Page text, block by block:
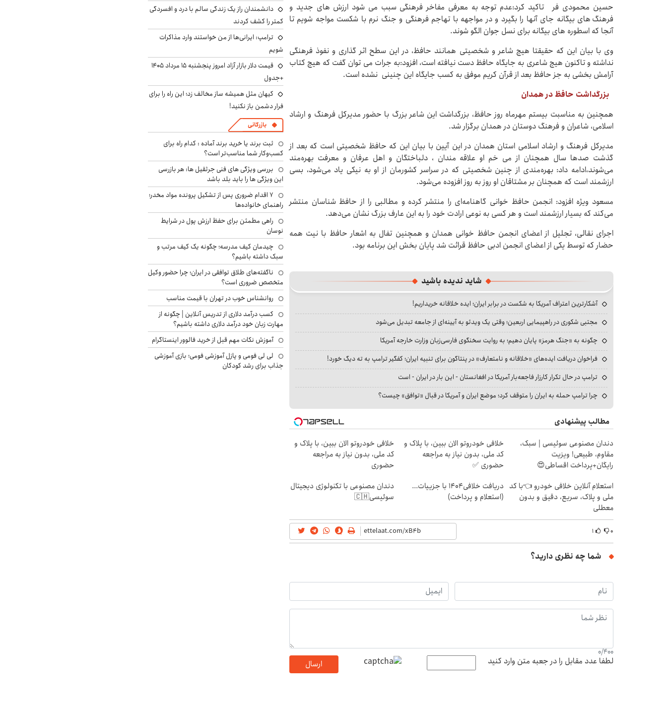
حسین محمودی فر تاکید کرد:عدم توجه به معرفی مفاخر فرهنگی سبب می شود ارزش های جدید و
فرهنگ های بیگانه جای آنها را بگیرد و در مواجهه با تهاجم فرهنگی و جنگ نرم با شکست مواجه شویم تا
آنجا که اسطوره های بیگانه برای نسل جوان الگو شوند.
وی با بیان این که حقیقتا هیچ شاعر و شخصیتی همانند حافظ، در این سطح اثر گذاری و نفوذ فرهنگی
نداشته و تاکنون هیچ شاعری به جایگاه حافظ دست نیافته است، افزود:به جرات می توان گفت که هیچ کتاب
آرامش بخشی به جز حافظ بعد از قرآن کریم موفق به کسب جایگاه این چنینی نشده است.
بزرگداشت حافظ در همدان
همچنین به مناسبت بیستم مهرماه روز حافظ، بزرگداشت این شاعر بزرگ با حضور مدیرکل فرهنگ و ارشاد
اسلامی، شاعران و فرهنگ دوستان در همدان برگزار شد.
مدیرکل فرهنگ و ارشاد اسلامی استان همدان در این آیین با بیان این که حافظ شخصیتی است که بعد از
گذشت صدها سال همچنان از می خم او علاقه مندان ، دلباختگان و اهل عرفان و معرفت بهره‌مند
می‌شوند،ادامه داد: بهره‌مندی از چنین شخصیتی که در سراسر کشورمان از او به نیکی یاد می‌شود، بسی
ارزشمند است که همچنان بر مشتاقان او روز به روز افزوده می‌شود.
مسعود ویژه افزود: انجمن حافظ‌ خوانی گاهنامه‌ای را منتشر کرده و مطالبی را از حافظ‌ شناسان منتشر
می‌کند که بسیار ارزشمند است و هر کسی به نوعی ارادت خود را به این عارف بزرگ نشان می‌دهد.
اجرای نقالی، تجلیل از اعضای انجمن حافظ‌ خوانی همدان و همچنین تفال به اشعار حافظ با نیت همه
حضار که توسط یکی از اعضای انجمن ادبی حافظ قرائت شد پایان بخش این برنامه بود.
شاید ندیده باشید
آشکارترین اعتراف آمریکا به شکست در برابر ایران؛ ایده خلاقانه خریداریم!
مجتبی شکوری در راهپیمایی اربعین؛ وقتی یک ویدئو به آیینه‌ای از جامعه تبدیل می‌شود
چگونه به «جنگ هرمز» پایان دهیم؛ به روایت سخنگوی فارسی‌زبان وزارت خارجه آمریکا
فراخوان دریافت ایده‌های «خلاقانه و نامتعارف» در پنتاگون برای تنبیه ایران؛ کفگیر ترامپ به ته دیگ خورد!
ترامپ در حال تکرار کارزار فاجعه‌بار آمریکا در افغانستان - این بار در ایران - است
چرا ترامپ حمله به ایران را متوقف کرد؛ موضع ایران و آمریکا در قبال «توافق» چیست؟
مطالب پیشنهادی
دندان مصنوعی سوئیسی | سبک،
مقاوم، طبیعی! ویزیت
رایگان+پرداخت اقساطی😍
خلافی خودروتو الان ببین، با پلاک و
کد ملی، بدون نیاز به مراجعه
حضوری ✅
خلافی خودروتو الان ببین، با پلاک و
کد ملی، بدون نیاز به مراجعه
حضوری
استعلام آنلاین خلافی خودرو 👈با کد
ملی و پلاک، سریع، دقیق و بدون
معطلی
دریافت خلافی۱۴۰۴ با جزییات...
(استعلام و پرداخت)
دندان مصنوعی با تکنولوژی دیجیتال
سوئیسی🇨🇭
۰ ۱
شما چه نظری دارید؟
0/400
لطفا عدد مقابل را در جعبه متن وارد کنید ارسال
دانشمندان راز یک زندگی سالم با درد و افسردگی
کمتر را کشف کردند
ترامپ: ایرانی‌ها از من خواستند وارد مذاکرات
شویم
قیمت دلار بازار آزاد امروز پنجشنبه ۱۵ مرداد ۱۴۰۵
+جدول
کیهان مثل همیشه ساز مخالف زد؛ این راه را برای
فرار دشمن باز نکنید!
بازرگانی
ثبت برند یا خرید برند آماده : کدام راه برای
کسب‌وکار شما مناسب‌تر است؟
بررسی ویژگی های فنی جرثقیل ها: هر بازرسی
این ویژگی ها را باید بلد باشد
۷ اقدام ضروری پس از تشکیل پرونده مواد مخدر؛
راهنمای خانواده‌ها
راهی مطمئن برای حفظ ارزش پول در شرایط
نوسان
چیدمان کیف مدرسه؛ چگونه یک کیف مرتب و
سبک داشته باشیم؟
ناگفته‌های طلاق توافقی در ایران؛ چرا حضور وکیل
متخصص ضروری است؟
روانشناس خوب در تهران با قیمت مناسب
کسب درآمد دلاری از تدریس آنلاین | چگونه از
مهارت زبان خود درآمد دلاری داشته باشیم؟
آموزش نکات مهم قبل از خرید فالوور اینستاگرام
لی لی فومی و پازل آموزشی فومی؛ بازی آموزشی
جذاب برای رشد کودکان